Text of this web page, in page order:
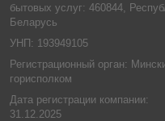
бытовых услуг: 460844,
Беларусь
УНП: 193949105
Регистрационный орган:
горисполком
Дата регистрации компании:
31.12.2025